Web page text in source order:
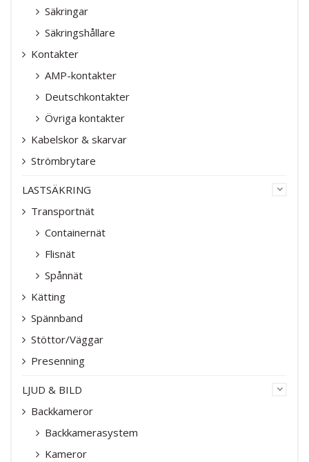
Säkringar
Säkringshållare
Kontakter
AMP-kontakter
Deutschkontakter
Övriga kontakter
Kabelskor & skarvar
Strömbrytare
LASTSÄKRING
Transportnät
Containernät
Flisnät
Spånnät
Kätting
Spännband
Stöttor/Väggar
Presenning
LJUD & BILD
Backkameror
Backkamerasystem
Kameror